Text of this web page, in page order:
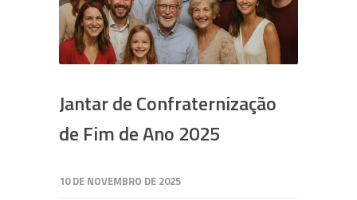
Jantar de Confraternização
de Fim de Ano 2025
10 DE NOVEMBRO DE 2025